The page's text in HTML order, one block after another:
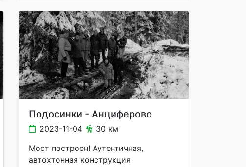
Подосинки - Анциферово
2023-11-04
30 км
Мост построен! Аутентичная,
автохтонная конструкция